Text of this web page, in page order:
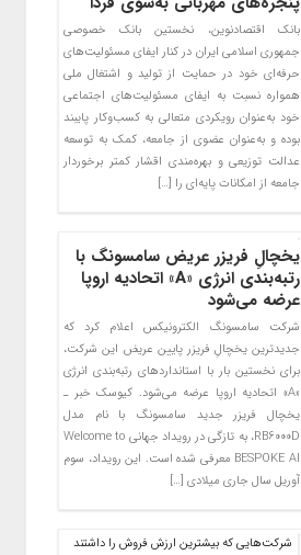
بانک اقتصادنوین، نخستین بانک خصوصی
جمهوری اسلامی ایران در کنار ایفای مسئولیت‌های
حرفه‌ای خود در حمایت از تولید و اشتغال ملی
همواره نسبت به ایفای مسئولیت‌های اجتماعی
خود به‌عنوان رویکردی متعالی به کسب‌وکار پایبند
بوده و به‌عنوان عضوی از جامعه، کمک به توسعه
عدالت توزیعی و بهره‌مندی اقشار کمتر برخوردار
جامعه از امکانات پایه‌ای را […]
یخچالِ فریزر عریض سامسونگ با
رتبه‌بندی انرژی «A» اتحادیه اروپا
عرضه می‌شود
شرکت سامسونگ الکترونیکس اعلام کرد که
جدیدترین یخچالِ فریزر پایین عریض این شرکت،
برای نخستین بار با استانداردهای رتبه‌بندی انرژی
«A» اتحادیه اروپا عرضه می‌شود. کیوسک خبر ـ
یخچال فریزر جدید سامسونگ با نام مدل
RB6000D، به تازگی در رویداد جهانی Welcome to
BESPOKE AI معرفی شده است. این رویداد، سوم
آوریل سال جاری میلادی […]
شرکت‌هایی که بیشترین ارزش فروش را داشتند